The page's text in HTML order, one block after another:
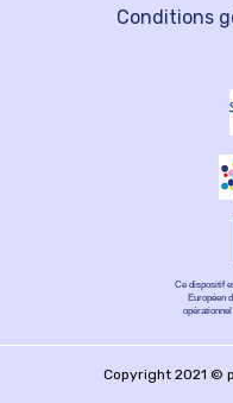
Conditions
Ce dispositif
Européen
Copyright 2021 ©